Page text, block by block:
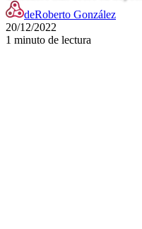
deRoberto González
20/12/2022
1 minuto de lectura